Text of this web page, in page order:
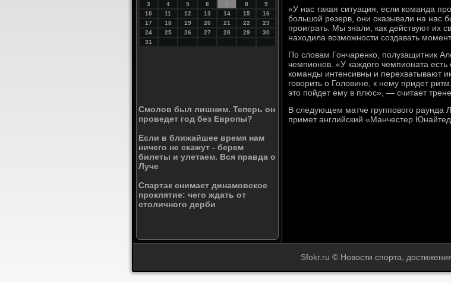
3
4 5 6 7 8
9
10
11 12 13 14 15
16
17
18 19 20 21 22
23
24
25 26 27 28 29
30
31
Смолов был лишним. Теперь он
проведет год без Европы?
Если в ближайшее время нам
ничего не скажут - берем
билеты и улетаем. Вся правда о
Луче
Спартак снимает динамовское
проклятие: чего ждать от
столичного дерби
«У нас такая ситуация, если команда
большой резерв, они оказывали на нас
проиграть. Мы знали, как действуют их
находила возможности создавать
По словам Гончаренко, полузащитник
чемпионов. «У каждого чемпионата есть
команды интенсивны и перехватывают
говорить о Головине, к нему придет
это пойдет ему в плюс», — считает
В следующем матче группового раунда
примет английский «Манчестер
Sfokr.ru © Новости спорта,